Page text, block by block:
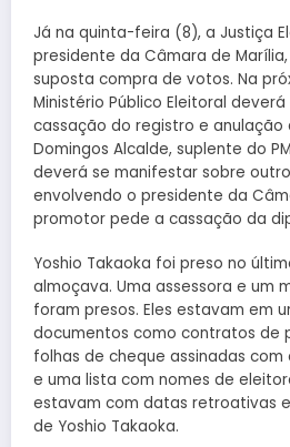
Já na quinta-feira (8), a Justiça
presidente da Câmara de
suposta compra de votos. Na
Ministério Público Eleitoral
cassação do registro e anulação
Domingos Alcalde, suplente do
deverá se manifestar sobre
envolvendo o presidente da
promotor pede a cassação da
Yoshio Takaoka foi preso no
almoçava. Uma assessora e um
foram presos. Eles estavam em
documentos como contratos de
folhas de cheque assinadas
e uma lista com nomes de
estavam com datas retroativas
de Yoshio Takaoka.